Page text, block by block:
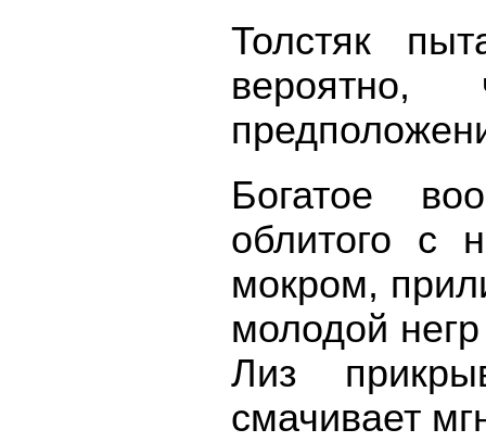
Толстяк
Богатое
облитого с
мокром,
молодой
Лиз
смачивает